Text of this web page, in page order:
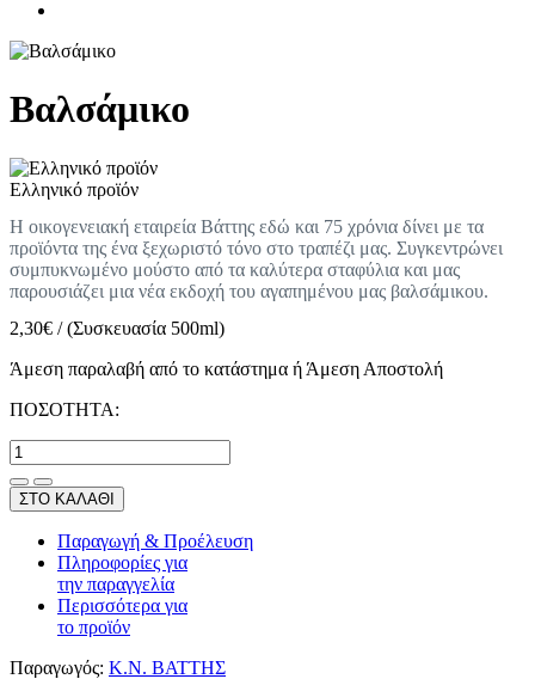
Βαλσάμικο
Ελληνικό προϊόν
Η οικογενειακή εταιρεία Βάττης εδώ και 75 χρόνια δίνει με τα
προϊόντα της ένα ξεχωριστό τόνο στο τραπέζι μας. Συγκεντρώνει
συμπυκνωμένο μούστο από τα καλύτερα σταφύλια και μας
παρουσιάζει μια νέα εκδοχή του αγαπημένου μας βαλσάμικου.
2,30€ /(Συσκευασία 500ml)
Άμεση παραλαβή από το κατάστημα ή Άμεση Αποστολή
ΠΟΣΟΤΗΤΑ:
ΣΤΟ ΚΑΛΑΘΙ
Παραγωγή & Προέλευση
Πληροφορίες για
την παραγγελία
Περισσότερα για
το προϊόν
Παραγωγός: Κ.Ν. ΒΑΤΤΗΣ